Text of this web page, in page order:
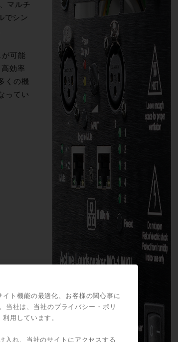
マルチ
でシン
が可能
効率
くの機
ってい
ト機能の最適化、お客様の関心事に
当社は、当社のプライバシー・ポリ
用しています。
入れ、当社のサイトにアクセスする